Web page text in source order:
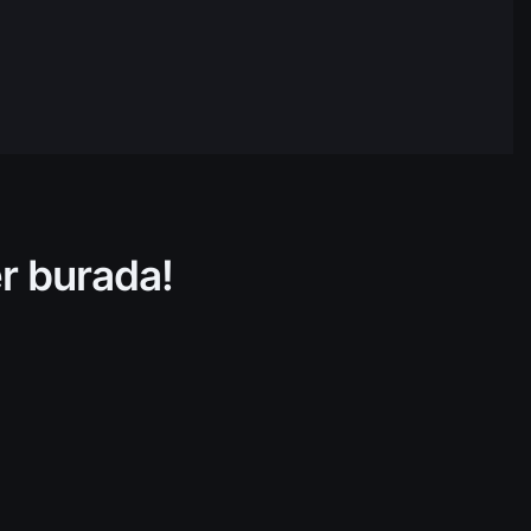
burada!